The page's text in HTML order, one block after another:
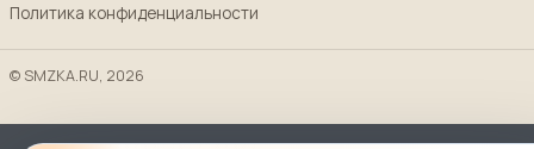
Политика конфиденциальности
© SMZKA.RU, 2026